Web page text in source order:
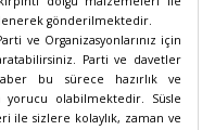
gönderilmektedir.
ve Organizasyonlarınız için
Parti ve davetler
bu sürece hazırlık ve
yorucu olabilmektedir. Süsle
ile sizlere kolaylık, zaman ve